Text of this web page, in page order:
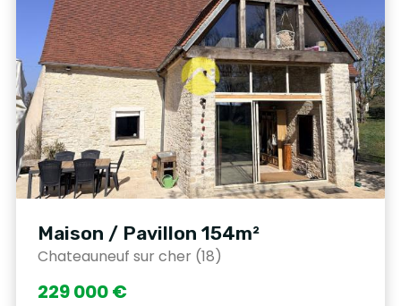
Maison / Pavillon 154m²
Chateauneuf sur cher (18)
229 000 €